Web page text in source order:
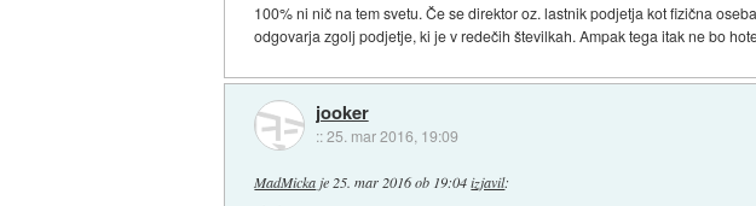
100% ni nič na tem svetu. Če se direktor oz. lastnik podjetja kot fizična
odgovarja zgolj podjetje, ki je v redečih številkah. Ampak tega itak ne bo
jooker
::25. mar 2016, 19:09
MadMicka je 25. mar 2016 ob 19:04 izjavil: